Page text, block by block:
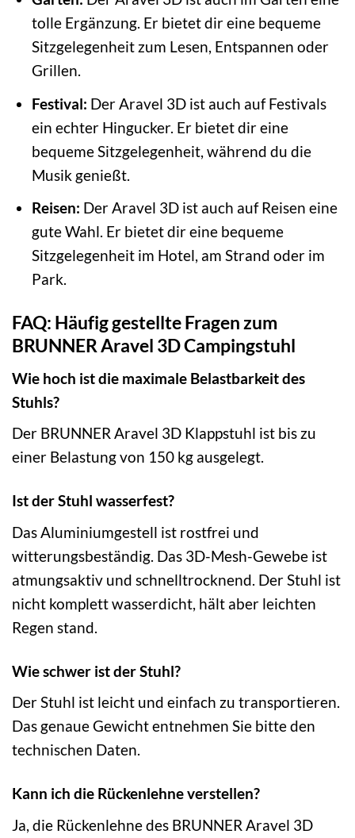
tolle Ergänzung. Er bietet dir eine bequeme
Sitzgelegenheit zum Lesen, Entspannen oder
Grillen.
Festival: Der Aravel 3D ist auch auf Festivals
ein echter Hingucker. Er bietet dir eine
bequeme Sitzgelegenheit, während du die
Musik genießt.
Reisen: Der Aravel 3D ist auch auf Reisen eine
gute Wahl. Er bietet dir eine bequeme
Sitzgelegenheit im Hotel, am Strand oder im
Park.
FAQ: Häufig gestellte Fragen zum
BRUNNER Aravel 3D Campingstuhl
Wie hoch ist die maximale Belastbarkeit des
Stuhls?
Der BRUNNER Aravel 3D Klappstuhl ist bis zu
einer Belastung von 150 kg ausgelegt.
Ist der Stuhl wasserfest?
Das Aluminiumgestell ist rostfrei und
witterungsbeständig. Das 3D-Mesh-Gewebe ist
atmungsaktiv und schnelltrocknend. Der Stuhl ist
nicht komplett wasserdicht, hält aber leichten
Regen stand.
Wie schwer ist der Stuhl?
Der Stuhl ist leicht und einfach zu transportieren.
Das genaue Gewicht entnehmen Sie bitte den
technischen Daten.
Kann ich die Rückenlehne verstellen?
Ja, die Rückenlehne des BRUNNER Aravel 3D